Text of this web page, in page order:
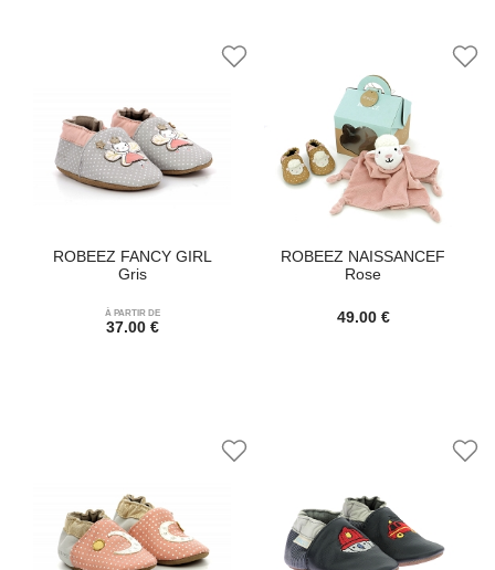
ROBEEZ FANCY GIRL
Gris
À PARTIR DE
37.00 €
ROBEEZ NAISSANCEF
Rose
49.00 €